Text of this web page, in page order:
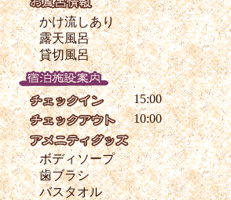
かけ流しあり
露天風呂
貸切風呂
15:00
10:00
ボディソープ
歯ブラシ
バスタオル